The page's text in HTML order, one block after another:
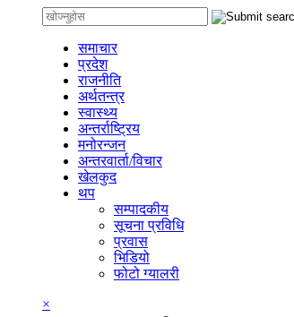
समाचार
प्रदेश
राजनीति
अर्थतन्त्र
स्वास्थ्य
अन्तर्राष्ट्रिय
मनोरन्जन
अन्तरवार्ता/विचार
खेलकुद
थप
सम्पादकीय
सूचना प्रविधि
प्रवास
भिडियो
फोटो ग्यालरी
×